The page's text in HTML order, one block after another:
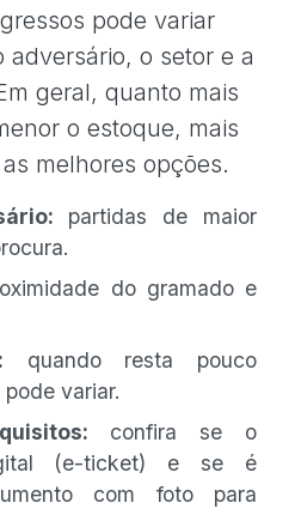
pode variar
o setor e a
geral, quanto mais
o estoque, mais
melhores opções.
partidas de maior
do gramado e
quando resta pouco
variar.
confira se o
(e-ticket) e se é
com foto para